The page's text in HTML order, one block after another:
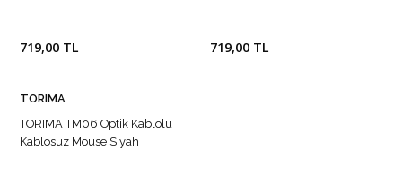
719,00 TL 719,00 TL
TORIMA
TORIMA TM06 Optik Kablolu
Kablosuz Mouse Siyah